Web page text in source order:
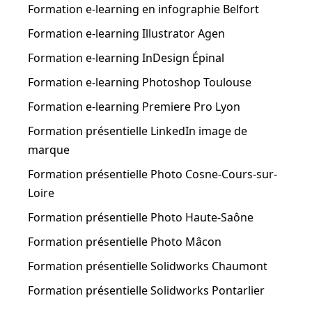
Formation e-learning en infographie Belfort
Formation e-learning Illustrator Agen
Formation e-learning InDesign Épinal
Formation e-learning Photoshop Toulouse
Formation e-learning Premiere Pro Lyon
Formation présentielle LinkedIn image de
marque
Formation présentielle Photo Cosne-Cours-sur-
Loire
Formation présentielle Photo Haute-Saône
Formation présentielle Photo Mâcon
Formation présentielle Solidworks Chaumont
Formation présentielle Solidworks Pontarlier